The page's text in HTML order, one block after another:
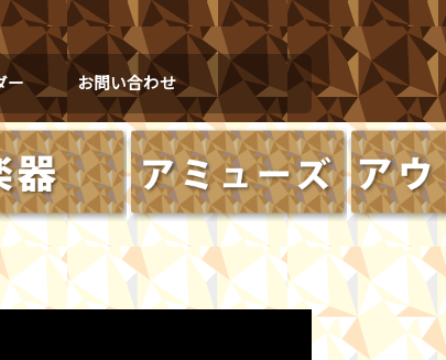
ー お問い合わせ